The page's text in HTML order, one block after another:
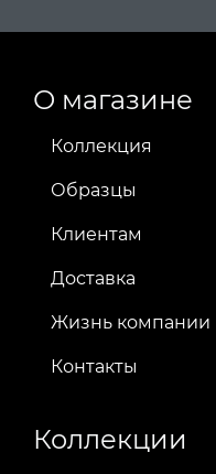
О магазине
Коллекция
Образцы
Клиентам
Доставка
Жизнь компании
Контакты
Коллекции